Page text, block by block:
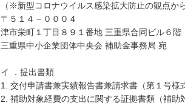
（※新型コロナウイルス感染拡大防止の観点か
〒５１４－０００４
津市栄町１丁目８９１番地 三重県合同ビル６階
三重県中小企業団体中央会 補助金事務局 宛
イ ．提出書類
1. 交付申請書兼実績報告書兼請求書（第１号様
2. 補助対象経費の支出に関する証拠書類（補